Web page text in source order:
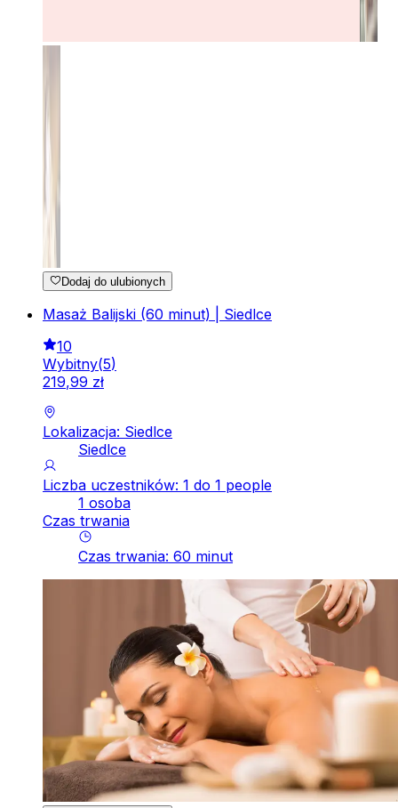
Dodaj do ulubionych
Masaż Balijski (60 minut) | Siedlce
10
Wybitny(5)
219,99 zł
Lokalizacja: Siedlce
Siedlce
Liczba uczestników: 1 do 1 people
1 osoba
Czas trwania
Czas trwania: 60 minut